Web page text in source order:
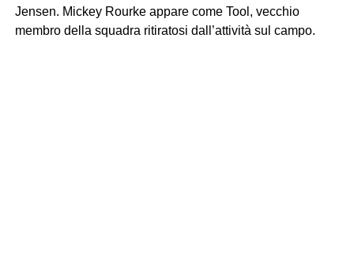
Jensen. Mickey Rourke appare come Tool, vecchio
membro della squadra ritiratosi dall’attività sul campo.